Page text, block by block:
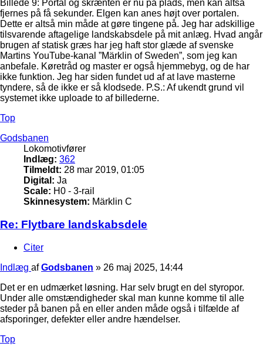
Billede 9: Portal og skrænten er nu på plads, men kan altså
fjernes på få sekunder. Elgen kan anes højt over portalen.
Dette er altså min måde at gøre tingene på. Jeg har adskillige
tilsvarende aftagelige landskabsdele på mit anlæg. Hvad angår
brugen af statisk græs har jeg haft stor glæde af svenske
Martins YouTube-kanal ”Märklin of Sweden”, som jeg kan
anbefale. Køretråd og master er også hjemmebyg, og de har
ikke funktion. Jeg har siden fundet ud af at lave masterne
tyndere, så de ikke er så klodsede. P.S.: Af ukendt grund vil
systemet ikke uploade to af billederne.
Top
Godsbanen
Lokomotivfører
Indlæg: 362
Tilmeldt: 28 mar 2019, 01:05
Digital: Ja
Scale: H0 - 3-rail
Skinnesystem: Märklin C
Re: Flytbare landskabsdele
Citer
Indlæg afGodsbanen » 26 maj 2025, 14:44
Det er en udmærket løsning. Har selv brugt en del styropor.
Under alle omstændigheder skal man kunne komme til alle
steder på banen på en eller anden måde også i tilfælde af
afsporinger, defekter eller andre hændelser.
Top